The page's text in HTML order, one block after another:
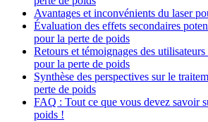
Avantages et inconvénients du laser
Évaluation des effets secondaires
pour la perte de poids
Retours et témoignages des utilisateurs
pour la perte de poids
Synthèse des perspectives sur le
perte de poids
FAQ : Tout ce que vous devez savoir
poids !